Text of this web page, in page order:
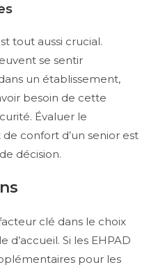
tout aussi crucial.
se sentir
un établissement,
besoin de cette
Évaluer le
confort d’un senior est
décision.
clé dans le choix
Si les EHPAD
pour les